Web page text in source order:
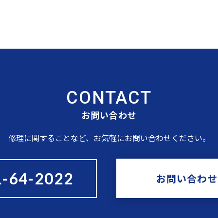
CONTACT
お問い合わせ
修理に関することなど、お気軽にお問い合わせください。
64-2022 お問い合わ